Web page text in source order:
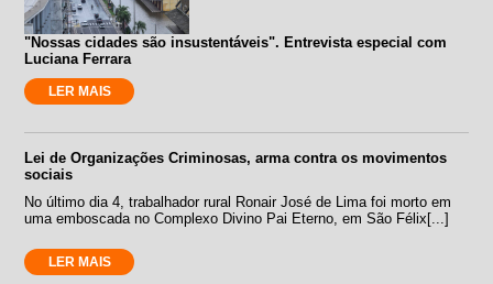
"Nossas cidades são insustentáveis". Entrevista especial com
Luciana Ferrara
LER MAIS
Lei de Organizações Criminosas, arma contra os movimentos
sociais
No último dia 4, trabalhador rural Ronair José de Lima foi morto em
uma emboscada no Complexo Divino Pai Eterno, em São Félix[...]
LER MAIS